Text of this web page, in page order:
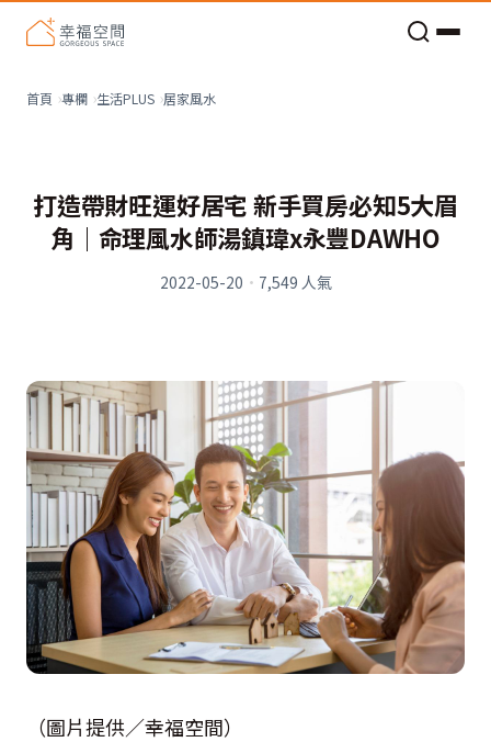
首頁 專欄 生活PLUS 居家風水
打造帶財旺運好居宅 新手買房必知5大眉
角｜命理風水師湯鎮瑋x永豐DAWHO
2022-05-20 · 7,549 人氣
（圖片提供／幸福空間）